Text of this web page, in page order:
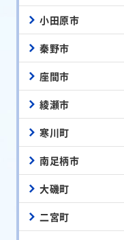
小田原市
秦野市
座間市
綾瀬市
寒川町
南足柄市
大磯町
二宮町